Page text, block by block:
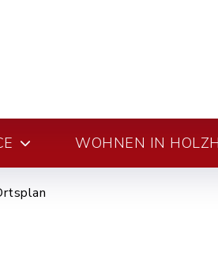
WOHNEN IN